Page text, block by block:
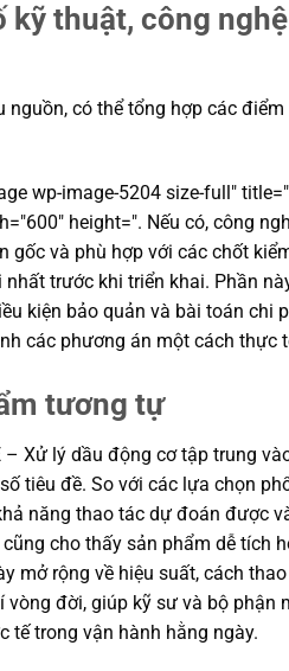
kỹ thuật, công
có thể tổng hợp các
wp-image-5204 size-full"
height=". Nếu có, công
và phù hợp với các chốt
trước khi triển khai. Phần
kiện bảo quản và bài toán chi
các phương án một cách thực
tương tự
Xử lý dầu động cơ tập trung
tiêu đề. So với các lựa chọn
năng thao tác dự đoán được
cho thấy sản phẩm dễ tích
mở rộng về hiệu suất, cách
đời, giúp kỹ sư và bộ phận
tế trong vận hành hằng ngày.